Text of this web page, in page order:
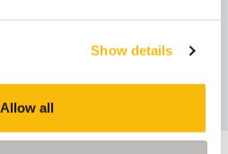
Show details
Allow all